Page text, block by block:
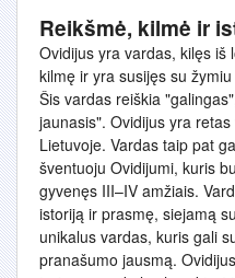
Reikšmė, kilmė ir
Ovidijus yra vardas, kilęs iš
kilmę ir yra susijęs su
Šis vardas reiškia
jaunasis". Ovidijus yra
Lietuvoje. Vardas taip pat
šventuoju Ovidijumi, kuris
gyvenęs III–IV amžiais.
istoriją ir prasmę, siejamą
unikalus vardas, kuris gali
pranašumo jausmą.